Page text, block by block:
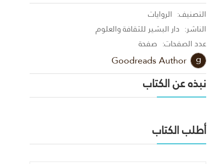
التصنيف: الروايات
الناشر: دار البشير للثقافة والعلوم
عدد الصفحات: صفحة
Goodreads Author
نبذه عن الكتاب
أطلب الكتاب